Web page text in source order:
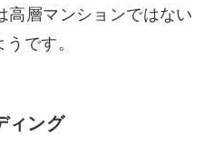
高層マンションではない
です。
ィング